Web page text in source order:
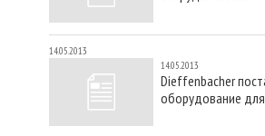
14.05.2013
14.05.2013
Dieffenbacher
оборудование для